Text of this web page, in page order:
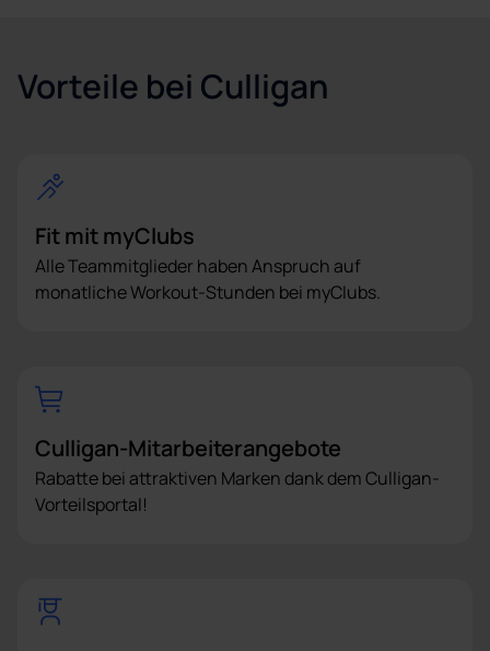
Vorteile bei Culligan
Fit mit myClubs
Alle Teammitglieder haben Anspruch auf
monatliche Workout-Stunden bei myClubs.
Culligan-Mitarbeiterangebote
Rabatte bei attraktiven Marken dank dem Culligan-
Vorteilsportal!